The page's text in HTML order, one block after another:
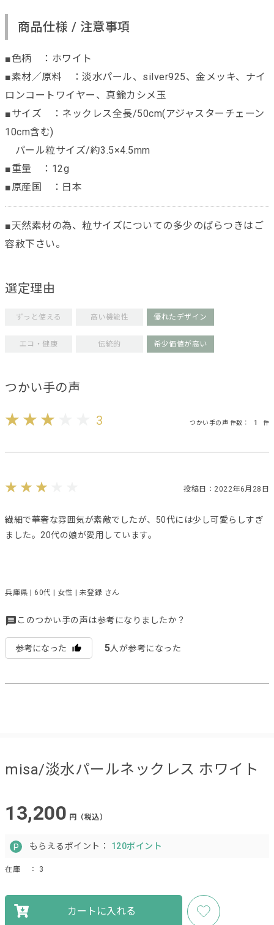
商品仕様 / 注意事項
■色柄 ：ホワイト
■素材／原料 ：淡水パール、silver925、金メッキ、ナイ
ロンコートワイヤー、真鍮カシメ玉
■サイズ ：ネックレス全長/50cm(アジャスターチェーン
10cm含む)
パール粒サイズ/約3.5×4.5mm
■重量 ：12g
■原産国 ：日本
■天然素材の為、粒サイズについての多少のばらつきはご
容赦下さい。
選定理由
ずっと使える 高い機能性 優れたデザイン
エコ・健康 伝統的 希少価値が高い
つかい手の声
3 つかい手の声 件数： 1 件
投稿日：2022年6月28日
繊細で華奢な雰囲気が素敵でしたが、50代には少し可愛らしすぎ
ました。20代の娘が愛用しています。
兵庫県 | 60代 | 女性 | 未登録 さん
このつかい手の声は参考になりましたか？
参考になった 5人が参考になった
misa/淡水パールネックレス ホワイト
13,200 円（税込）
もらえるポイント： 120ポイント
在庫 ： 3
カートに入れる